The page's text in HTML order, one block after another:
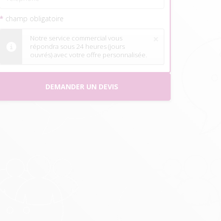
* champ obligatoire
Notre service commercial vous
répondra sous 24 heures (jours
ouvrés) avec votre offre personnalisée.
DEMANDER UN DEVIS